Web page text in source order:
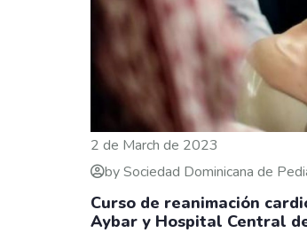
2 de March de 2023
by Sociedad Dominicana de
Curso de reanimación
Aybar y Hospital Central